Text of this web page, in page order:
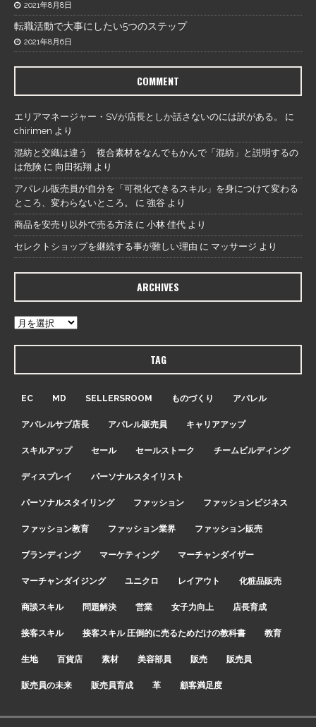
2021年8月8日
転職活動で大事にしたい5つのステップ
2021年8月6日
COMMENT
エリアマネージャー・SVが店長としか話さないのには訳がある。
に
chirimen より
混紡と交織は違う 複合素材をなんでもかんで「混紡」と説明するの
は危険 に 向田拓翔 より
アパレル販売員が自分を「可視化できるスキル」を身につけて変わる
ところ、変わらないところ。
に 強谷 より
商品を安売り以外で売る方法 に 小林 佳代 より
セレクトショップを継続する事が難しい理由 に マッサージ より
ARCHIVES
TAG
EC MD SELLERSROOM ものづくり アパレル
アパレルサブ店長 アパレル販売員 キャリアアップ
スキルアップ セール セールストーク チームビルディング
ディスプレイ パーソナルスタイリスト
パーソナルスタイリング ファッション ファッションビジネス
ファッション教育 ファッション業界 ファッション販売
ブランディング マーケティング マーチャンダイザー
マーチャンダイジング ユニクロ レイアウト 化粧品販売
商談スキル 問題解決 営業 女子力向上 店長育成
接客スキル 接客スキル 圧倒的に売るためだけの教科書 教育
生地 百貨店 素材 美容部員 販売 販売員
販売員の未来 販売員育成 革 顧客満足度